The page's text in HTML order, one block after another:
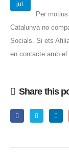
jul.
Per
Catalunya no
Socials. Si ets
en contacte amb el
Share this